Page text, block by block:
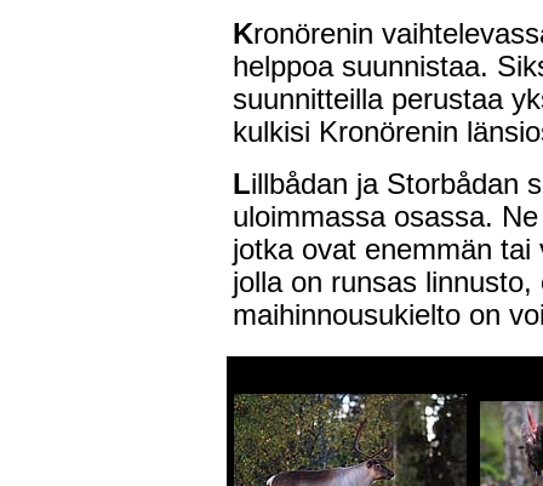
Kronörenin
helppoa suunnistaa.
suunnitteilla perustaa
kulkisi Kronörenin
Lillbådan ja Storbådan
uloimmassa osassa.
jotka ovat enemmän
jolla on runsas
maihinnousukielto on